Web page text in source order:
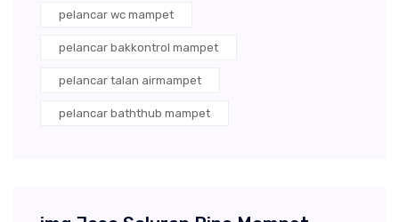
pelancar wc mampet
pelancar bakkontrol mampet
pelancar talan airmampet
pelancar baththub mampet